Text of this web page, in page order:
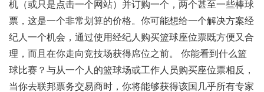
机（或只是点击一个网站）并订购一个，两个甚至一些棒球
票，这是一个非常划算的价格。你可能想给一个解决方案经
纪人一个机会，通过使用经纪人购买篮球座位票既方便又合
理，而且在你走向竞技场获得席位之前。 你能看到什么篮
球比赛？与从一个人的篮球场或工作人员购买座位票相反，
当你去联邦票务交易商时，你将能够获得该国几乎所有专家